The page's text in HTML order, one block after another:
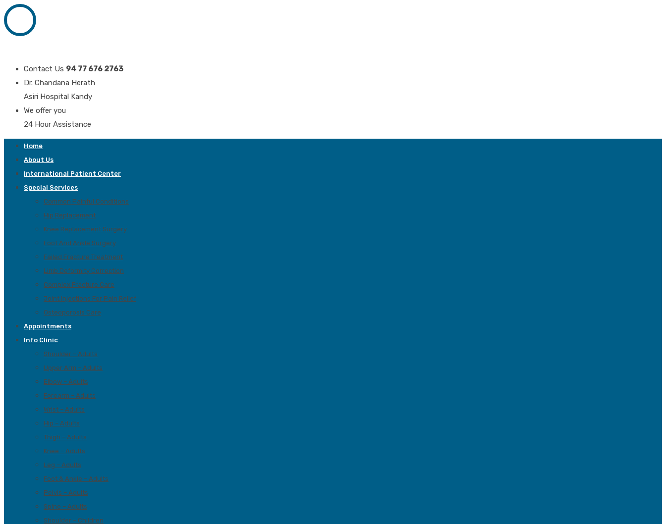
Contact Us 94 77 676 2763
Dr. Chandana Herath
Asiri Hospital Kandy
We offer you
24 Hour Assistance
Home
About Us
International Patient Center
Special Services
Common Painful Conditions
Hip Replacement
Knee Replacement Surgery
Foot And Ankle Surgery
Failed Fracture Treatment
Limb Deformity Correction
Complex Fracture Care
Joint Injections For Pain Relief
Osteoporosis Care
Appointments
Info Clinic
Shoulder – Adults
Upper Arm – Adults
Elbow – Adults
Forearm – Adults
Wrist – Adults
Hip – Adults
Thigh – Adults
Knee – Adults
Leg – Adults
Foot & Ankle – Adults
Pelvis – Adults
Spine – Adults
Shoulder – Children